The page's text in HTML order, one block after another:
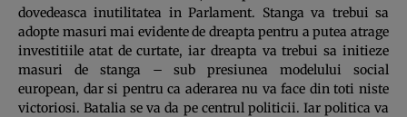
dovedeasca inutilitatea in Parlament. Stanga va trebui sa
adopte masuri mai evidente de dreapta pentru a putea atrage
investitiile atat de curtate, iar dreapta va trebui sa initieze
masuri de stanga – sub presiunea modelului social
european, dar si pentru ca aderarea nu va face din toti niste
victoriosi. Batalia se va da pe centrul politicii. Iar politica va